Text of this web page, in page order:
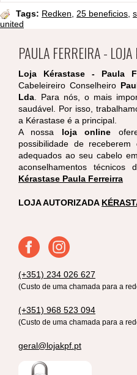
Tags: Redken 25 beneficios
united
PAULA FERREIRA -
Loja Kérastase - Paula
Cabeleireiro Conselheiro
Lda . Para nós, o mais
saudável. Por isso,
a Kérastase é a principal.
A nossa loja online
possibilidade de receberem
adequados ao seu cabelo
aconselhamentos técnicos
Kérastase Paula Ferreirra
LOJA AUTORIZADA
(+351) 234 026 627
(Custo de uma chamada para a
(+351) 968 523 094
(Custo de uma chamada para a
geral@lojakpf.pt